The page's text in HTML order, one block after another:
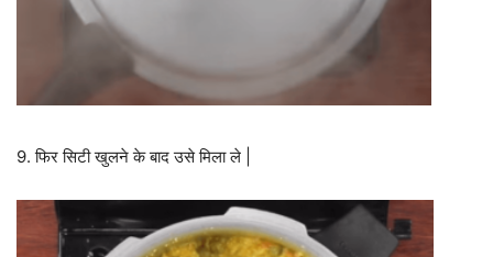
9. फिर सिटी खुलने के बाद उसे मिला ले |